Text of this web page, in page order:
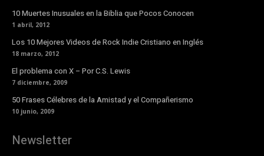
10 Muertes Inusuales en la Biblia que Pocos Conocen
1 abril, 2012
Los 10 Mejores Videos de Rock Indie Cristiano en Inglés
18 marzo, 2012
El problema con X – Por C.S. Lewis
7 diciembre, 2009
50 Frases Célebres de la Amistad y el Compañerismo
10 junio, 2009
Newsletter